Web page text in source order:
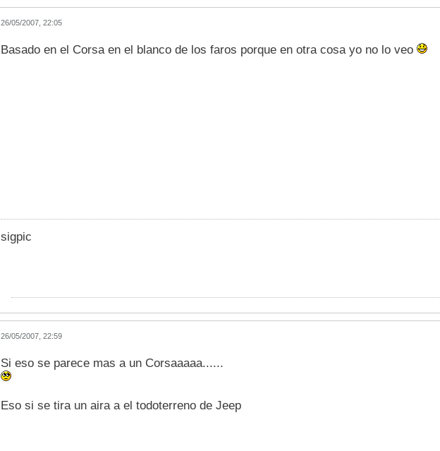
26/05/2007, 22:05
Basado en el Corsa en el blanco de los faros porque en otra cosa yo no lo veo
sigpic
26/05/2007, 22:59
Si eso se parece mas a un Corsaaaaa......
Eso si se tira un aira a el todoterreno de Jeep